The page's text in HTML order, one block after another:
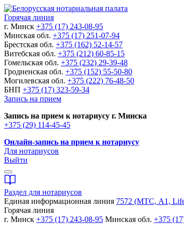
Горячая линия
г. Минск +375 (17) 243-08-95
Минская обл. +375 (17) 251-07-94
Брестская обл. +375 (162) 52-14-57
Витебская обл. +375 (212) 60-85-15
Гомельская обл. +375 (232) 29-39-48
Гродненская обл. +375 (152) 55-50-80
Могилевская обл. +375 (222) 76-48-50
БНП +375 (17) 323-59-34
Запись на прием
Запись на прием к нотариусу г. Минска
+375 (29) 114-45-45
Онлайн-запись на прием к нотариусу
Для нотариусов
Выйти
Раздел для нотариусов
Единая информационная линия 7572 (МТС, A1,
Горячая линия
г. Минск +375 (17) 243-08-95 Минская обл. +375